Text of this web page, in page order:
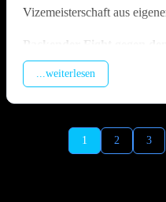
Vizemeisterschaft aus
Packender Fight gegen
TSV Ilshofen | 1:2 (19:25,
Satz 1 geriet die TGO früh
Aufschlagsdruck der Gäste
...weiterlesen
1 2 3